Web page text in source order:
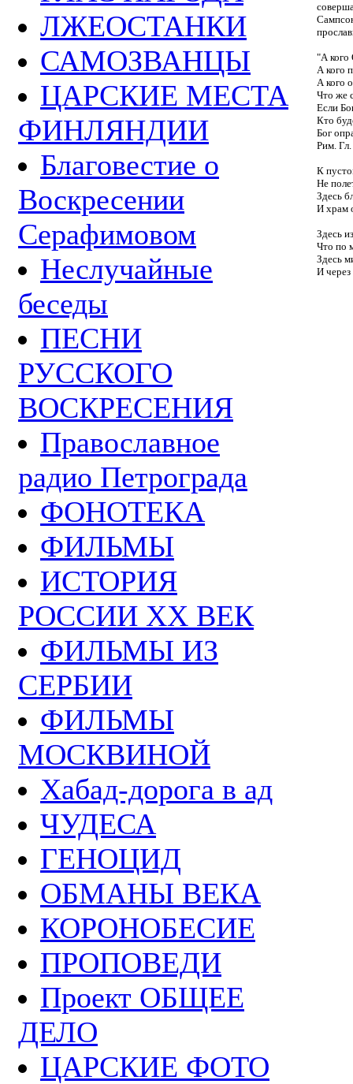
ЛЖЕОСТАНКИ
САМОЗВАНЦЫ
ЦАРСКИЕ МЕСТА
ФИНЛЯНДИИ
Благовестие о
Воскресении
Серафимовом
Неслучайные
беседы
ПЕСНИ
РУССКОГО
ВОСКРЕСЕНИЯ
Православное
радио Петрограда
ФОНОТЕКА
ФИЛЬМЫ
ИСТОРИЯ
РОССИИ ХХ ВЕК
ФИЛЬМЫ ИЗ
СЕРБИИ
ФИЛЬМЫ
МОСКВИНОЙ
Хабад-дорога в ад
ЧУДЕСА
ГЕНОЦИД
ОБМАНЫ ВЕКА
КОРОНОБЕСИЕ
ПРОПОВЕДИ
Проект ОБЩЕЕ
ДЕЛО
ЦАРСКИЕ ФОТО
"А кого
А кого
А кого
Что же
Если
Кто
Бог
Рим. Гл.
К
Не
Здесь
И храм
Здесь
Что по
Здесь
И